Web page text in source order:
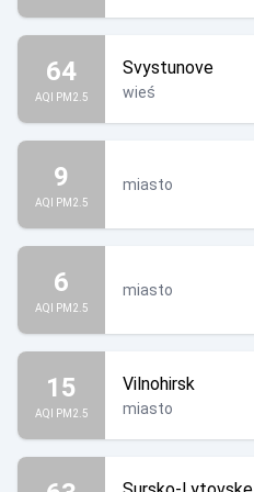
64
AQI PM2.5
Svystunove
wieś
9
AQI PM2.5
miasto
6
AQI PM2.5
miasto
15
AQI PM2.5
Vilnohirsk
miasto